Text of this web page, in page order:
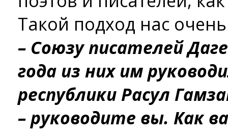
Такой подход нас
– Союзу писателей
года из них им
республики Расул
– руководите вы. Как